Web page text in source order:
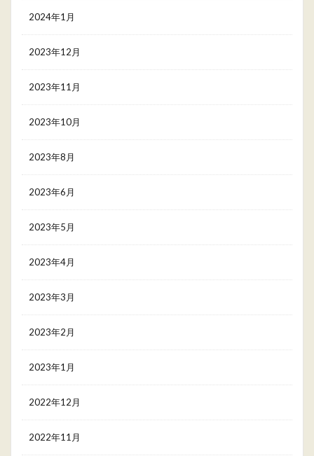
2024年1月
2023年12月
2023年11月
2023年10月
2023年8月
2023年6月
2023年5月
2023年4月
2023年3月
2023年2月
2023年1月
2022年12月
2022年11月